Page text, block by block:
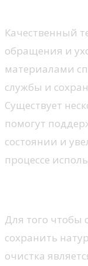
Качественный
обращения и
материалами
службы и
Существует
помогут
состоянии и
процессе
Для того чтобы
сохранить
очистка